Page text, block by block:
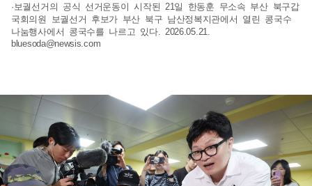
·보궐선거의 공식 선거운동이 시작된 21일 한동훈 무소속 부산 북구갑
국회의원 보궐선거 후보가 부산 북구 남산정복지관에서 열린 콩국수
나눔행사에서 콩국수를 나르고 있다. 2026.05.21.
bluesoda@newsis.com